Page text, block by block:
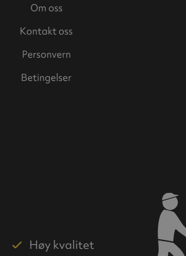
Om oss
Kontakt oss
Personvern
Betingelser
Høy kvalitet